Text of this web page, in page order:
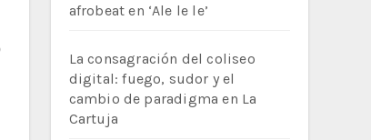
afrobeat en ‘Ale le le’
La consagración del coliseo
digital: fuego, sudor y el
cambio de paradigma en La
Cartuja